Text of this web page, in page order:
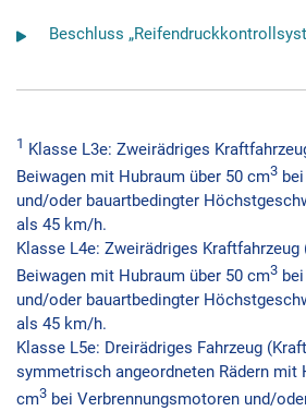
Beschluss
1 Klasse L3e: Zweirädriges
Beiwagen mit Hubraum über 50 cm3
und/oder bauartbedingter
als 45 km/h.
Klasse L4e: Zweirädriges
Beiwagen mit Hubraum über 50 cm3
und/oder bauartbedingter
als 45 km/h.
Klasse L5e: Dreirädriges Fahrzeug
symmetrisch angeordneten Rädern mit
cm3 bei Verbrennungsmotoren und/